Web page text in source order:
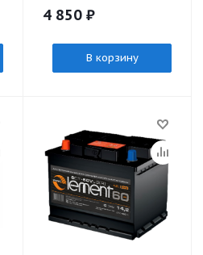
4 850 ₽
В корзину